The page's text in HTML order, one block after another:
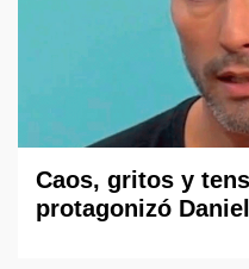
Caos, gritos y
protagonizó